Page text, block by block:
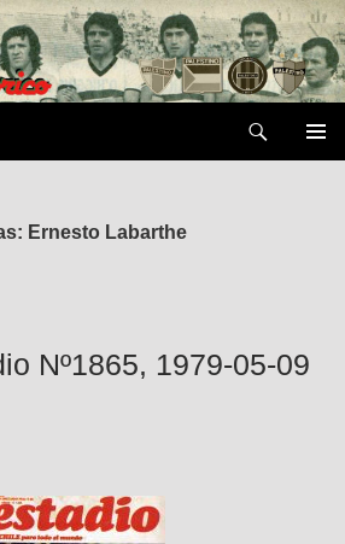
Ernesto Labarthe
Nº1865, 1979-05-09